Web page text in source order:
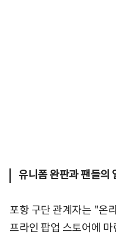
유니폼 완판과 팬들의
포항 구단 관계자는 "온
프라인 팝업 스토어에